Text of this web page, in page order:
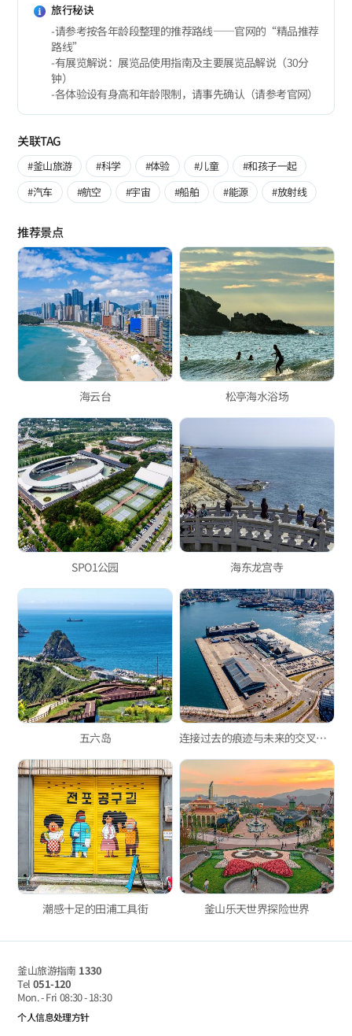
旅行秘诀
-请参考按各年龄段整理的推荐路线――官网的“精品推荐
路线”
-有展览解说：展览品使用指南及主要展览品解说（30分
钟）
-各体验设有身高和年龄限制，请事先确认（请参考官网）
关联TAG
#釜山旅游 #科学 #体验 #儿童
#和孩子一起
#汽车
#航空 #宇宙 #船舶 #能源 #放射线
推荐景点
海云台 松亭海水浴场
SPO1公园 海东龙宫寺
五六岛 连接过去的痕迹与未来的交叉点——釜山港第一码头
潮感十足的田浦工具街 釜山乐天世界探险世界
釜山旅游指南 1330
Tel 051-120
Mon. - Fri 08:30 - 18:30
个人信息处理方针